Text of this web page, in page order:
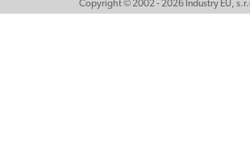
Copyright © 2002 - 2026 Industry EU,